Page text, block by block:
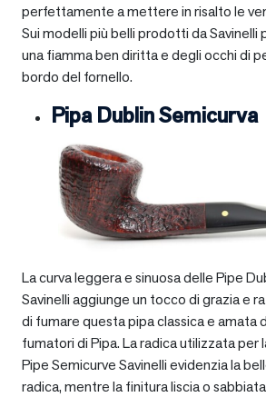
perfettamente a mettere in risalto le
Sui modelli più belli prodotti da Savinelli
una fiamma ben diritta e degli occhi di
bordo del fornello.
Pipa Dublin Semicurva
La curva leggera e sinuosa delle Pipe
Savinelli aggiunge un tocco di grazia e
di fumare questa pipa classica e amata
fumatori di Pipa. La radica utilizzata per
Pipe Semicurve Savinelli evidenzia la
radica, mentre la finitura liscia o